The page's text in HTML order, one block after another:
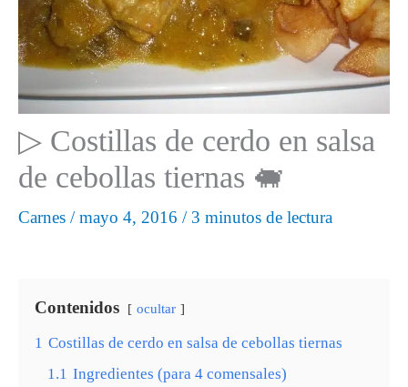
▷ Costillas de cerdo en salsa
de cebollas tiernas 🐖
Carnes /mayo 4, 2016 / 3 minutos de lectura
Contenidos ocultar
1 Costillas de cerdo en salsa de cebollas tiernas
1.1 Ingredientes (para 4 comensales)